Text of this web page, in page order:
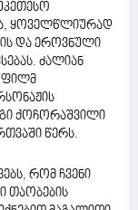
ყოველწლიურად
და ეროვნული
ძალიან
ფილმ
ქოჩორაშვილი
წერს.
რომ ჩვენი
თაობების